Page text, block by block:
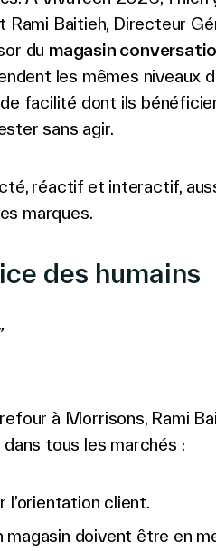
Rami Baitieh, Directeur
du magasin
les mêmes niveaux
facilité dont ils
sans agir.
réactif et interactif,
marques.
des humains
à Morrisons, Rami
tous les marchés :
l’orientation client.
magasin doivent être en